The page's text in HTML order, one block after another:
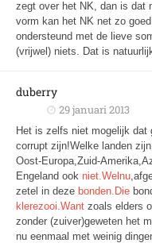
zegt over het NK, dan is dat
vorm kan het NK net zo
ondersteund met de lieve
(vrijwel) niets. Dat is
duberry
29 januari 2013
Het is zelfs niet mogelijk dat
corrupt zijn!Welke landen
Oost-Europa,Zuid-
Engeland ook niet.Welnu
zetel in deze bonden.Die
klerezooi.Want zoals elders
zonder (zuiver)geweten het
nu eenmaal met weinig